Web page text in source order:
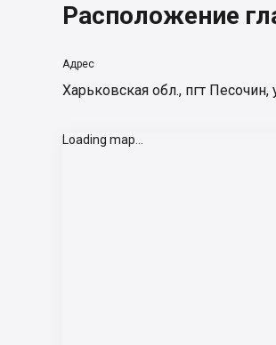
Расположение
Адрес
Харьковская обл., пгт
Loading map...